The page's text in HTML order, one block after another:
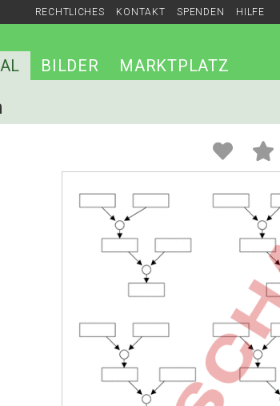
RECHTLICHES KONTAKT SPENDEN HILFE
BILDER MARKTPLATZ